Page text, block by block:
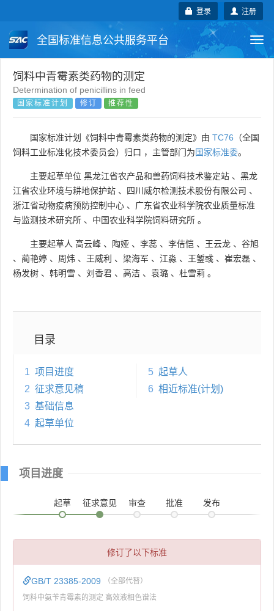
注册
登录
全国标准信息公共服务平台
国家标准 行业标准
团体标准 企业标准
国外标准 技术委员会
饲料中青霉素类药物的测定
Determination of penicillins in feed
国家标准计划 修订 推荐性
国家标准计划《饲料中青霉素类药物的测定》由 TC76 （全国
饲料工业标准化技术委员会）归口 ，主管部门为国家标准委。
主要起草单位 黑龙江省农产品和兽药饲料技术鉴定站 、 黑龙
江省农业环境与耕地保护站 、 四川威尔检测技术股份有限公司 、
浙江省动物疫病预防控制中心 、 广东省农业科学院农业质量标准
与监测技术研究所 、 中国农业科学院饲料研究所 。
主要起草人 高云峰 、 陶娅 、 李蕊 、 李佶恺 、 王云龙 、 谷旭
、 蔺艳婷 、 周炜 、 王威利 、 梁海军 、 江淼 、 王錾彧 、 崔宏磊 、
杨发树 、 韩明雪 、 刘香君 、 高洁 、 袁璐 、 杜雪莉 。
目录
1 项目进度
2 征求意见稿
3 基础信息
4 起草单位
5 起草人
6 相近标准(计划)
项目进度
起草 征求意见 审查 批准 发布
修订了以下标准
GB/T 23385-2009 （全部代替）
饲料中氨苄青霉素的测定 高效液相色谱法